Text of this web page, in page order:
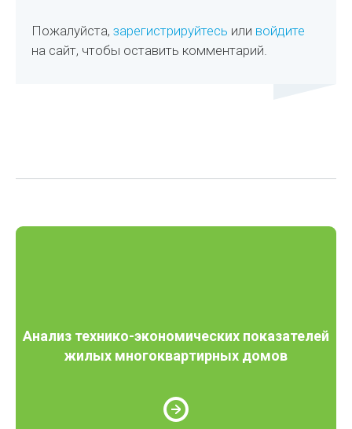
Пожалуйста,зарегистрируйтесь или войдите
на сайт, чтобы оставить комментарий.
Анализ технико-экономических показателей
жилых многоквартирных домов